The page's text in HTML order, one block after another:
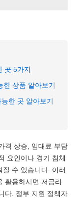
곳 5가지
한 상품 알아보기
한 곳 알아보기
격 상승, 임대료 부담
요인이나 경기 침체
질 수 있습니다. 이러
활용하시면 저금리
다. 정부 지원 정책자